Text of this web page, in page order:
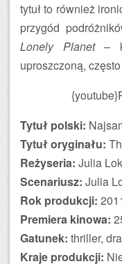
tytuł to również
przygód
Lonely Planet–
uproszczoną,
Tytuł polski:
Tytuł oryginału:
Reżyseria: Julia
Scenariusz: Julia
Rok produkcji:
Premiera kinowa:
Gatunek: thriller,
Kraje produkcji: